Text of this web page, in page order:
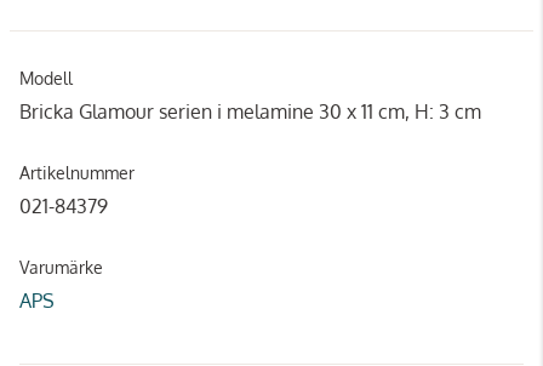
Modell
Bricka Glamour serien i melamine 30 x 11 cm, H: 3 cm
Artikelnummer
021-84379
Varumärke
APS